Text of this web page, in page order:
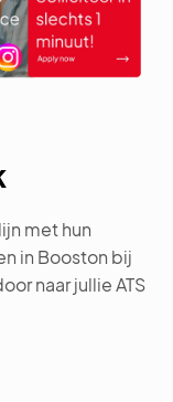
met hun
in Booston bij
naar jullie ATS